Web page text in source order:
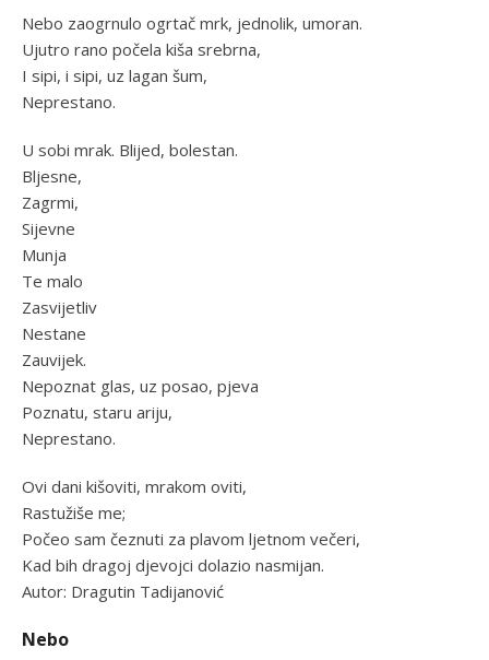
Nebo zaogrnulo ogrtač mrk, jednolik, umoran.
Ujutro rano počela kiša srebrna,
I sipi, i sipi, uz lagan šum,
Neprestano.
U sobi mrak. Blijed, bolestan.
Bljesne,
Zagrmi,
Sijevne
Munja
Te malo
Zasvijetliv
Nestane
Zauvijek.
Nepoznat glas, uz posao, pjeva
Poznatu, staru ariju,
Neprestano.
Ovi dani kišoviti, mrakom oviti,
Rastužiše me;
Počeo sam čeznuti za plavom ljetnom večeri,
Kad bih dragoj djevojci dolazio nasmijan.
Autor: Dragutin Tadijanović
Nebo